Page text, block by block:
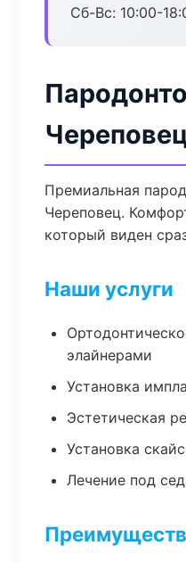
Сб-Вс: 10:00-
Премиальная
Череповец.
который виден
Наши услуги
элайнерами
Установка
Эстетическая
Установка
Лечение под